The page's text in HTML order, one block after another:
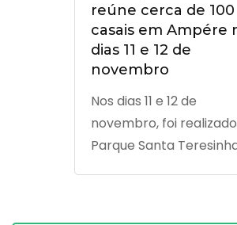
reúne cerca de 100
casais em Ampére
dias 11 e 12 de
novembro
Nos dias 11 e 12 de
novembro, foi
Parque Santa